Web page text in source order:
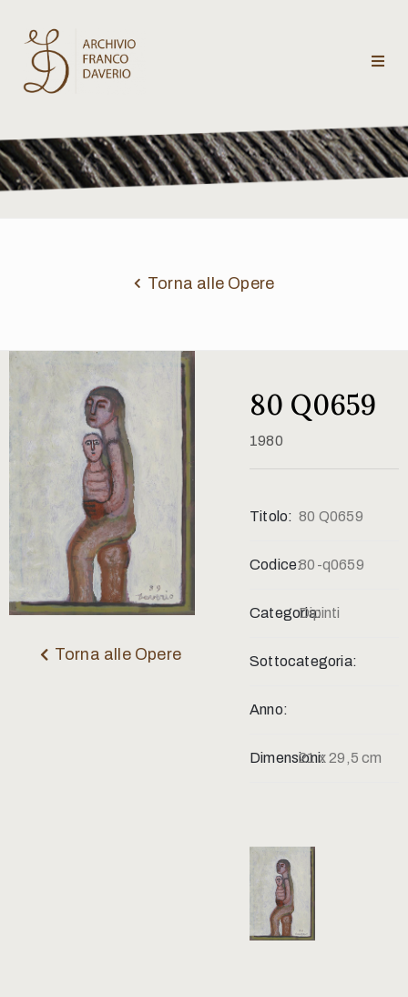
Archivio
Franco
Daverio
critici
Contatti
Torna alle Opere
Torna alle Opere
80 Q0659
1980
Titolo: 80 Q0659
Codice:80-q0659
Categoria:Dipinti
Sottocategoria:
Anno:
Dimensioni:21 x 29,5 cm